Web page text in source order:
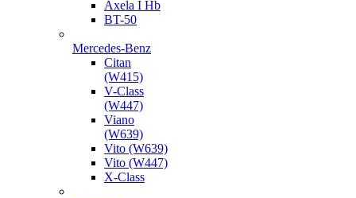
Axela I Hb
BT-50
Mercedes-Benz
Citan
(W415)
V-Class
(W447)
Viano
(W639)
Vito (W639)
Vito (W447)
X-Class